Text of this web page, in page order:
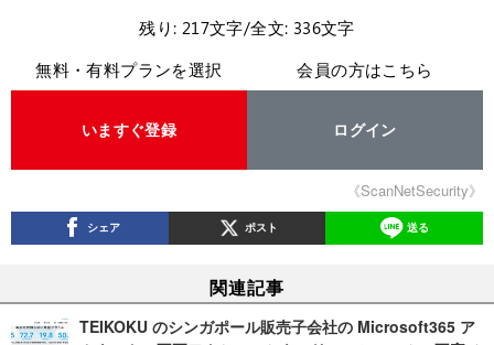
残り: 217文字/全文: 336文字
無料・有料プランを選択
いますぐ登録
会員の方はこちら
ログイン
《ScanNetSecurity》
シェア ポスト 送る
関連記事
TEIKOKU のシンガポール販売子会社の Microsoft365 ア